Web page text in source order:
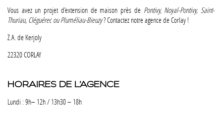
Vous avez un projet d’extension de maison près de Pontivy, Noyal-Pontivy, Saint-
Thuriau, Cléguérec ou Pluméliau-Bieuzy? Contactez notre agence de Corlay !
Z.A. de Kerjoly
22320 CORLAY
HORAIRES DE L’AGENCE
Lundi : 9h– 12h / 13h30 – 18h